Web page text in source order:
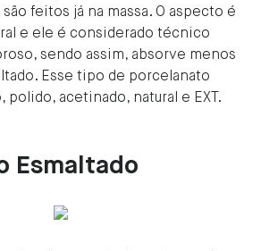
feitos já na massa. O aspecto é
e ele é considerado técnico
sendo assim, absorve menos
Esse tipo de porcelanato
polido, acetinado, natural e EXT.
Esmaltado